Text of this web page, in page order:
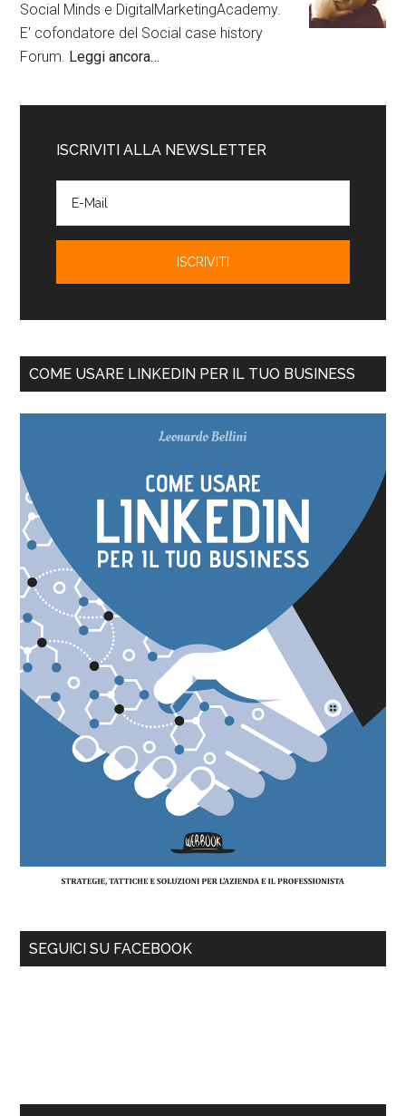
Social Minds e DigitalMarketingAcademy.
E' cofondatore del Social case history
Forum. Leggi ancora…
ISCRIVITI ALLA NEWSLETTER
COME USARE LINKEDIN PER IL TUO BUSINESS
SEGUICI SU FACEBOOK